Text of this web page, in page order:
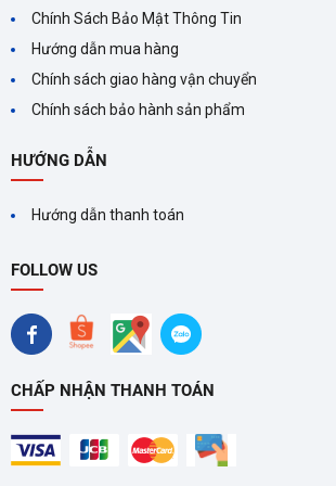
(độ ồn chỉ 38dB
hoặc thấp hơn) giúp bếp
ổn định mà không gây tiếng ồn khó chịu,
Chính Sách Bảo Mật Thông Tin
Hướng dẫn mua hàng
Chính sách giao hàng vận chuyển
Chính sách bảo hành sản phẩm
HƯỚNG DẪN
Hướng dẫn thanh toán
FOLLOW US
CHẤP NHẬN THANH TOÁN